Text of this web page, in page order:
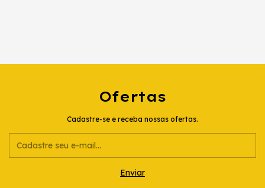
Ofertas
Cadastre-se e receba nossas ofertas.